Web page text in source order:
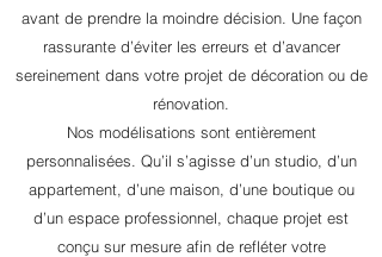
avant de prendre la moindre décision. Une façon
rassurante d’éviter les erreurs et d’avancer
sereinement dans votre projet de décoration ou de
rénovation.
Nos modélisations sont entièrement
personnalisées. Qu’il s’agisse d’un studio, d’un
appartement, d’une maison, d’une boutique ou
d’un espace professionnel, chaque projet est
conçu sur mesure afin de refléter votre